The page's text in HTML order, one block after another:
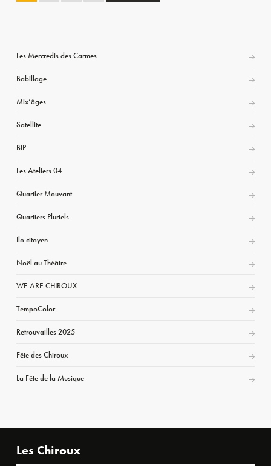
Les Mercredis des Carmes
Babillage
Mix’âges
Satellite
BIP
Les Ateliers 04
Quartier Mouvant
Quartiers Pluriels
Ilo citoyen
Noël au Théâtre
WE ARE CHIROUX
TempoColor
Retrouvailles 2025
Fête des Chiroux
La Fête de la Musique
Les Chiroux